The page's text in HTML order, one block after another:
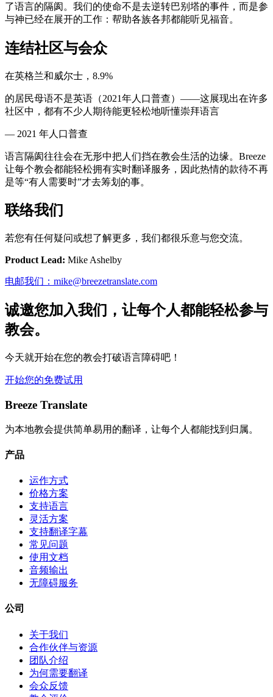
了语言的隔阂。我们的使命不是去逆转巴别塔的事件，而是参
与神已经在展开的工作：帮助各族各邦都能听见福音。
连结社区与会众
在英格兰和威尔士，8.9%
的居民母语不是英语（2021年人口普查）——这展现出在许多
社区中，都有不少人期待能更轻松地听懂崇拜语言
— 2021 年人口普查
语言隔阂往往会在无形中把人们挡在教会生活的边缘。Breeze
让每个教会都能轻松拥有实时翻译服务，因此热情的款待不再
是等“有人需要时”才去筹划的事。
联络我们
若您有任何疑问或想了解更多，我们都很乐意与您交流。
Product Lead: Mike Ashelby
电邮我们：mike@breezetranslate.com
诚邀您加入我们，让每个人都能轻松参与
教会。
今天就开始在您的教会打破语言障碍吧！
开始您的免费试用
Breeze Translate
为本地教会提供简单易用的翻译，让每个人都能找到归属。
产品
运作方式
价格方案
支持语言
灵活方案
支持翻译字幕
常见问题
使用文档
音频输出
无障碍服务
公司
关于我们
合作伙伴与资源
团队介绍
为何需要翻译
会众反馈